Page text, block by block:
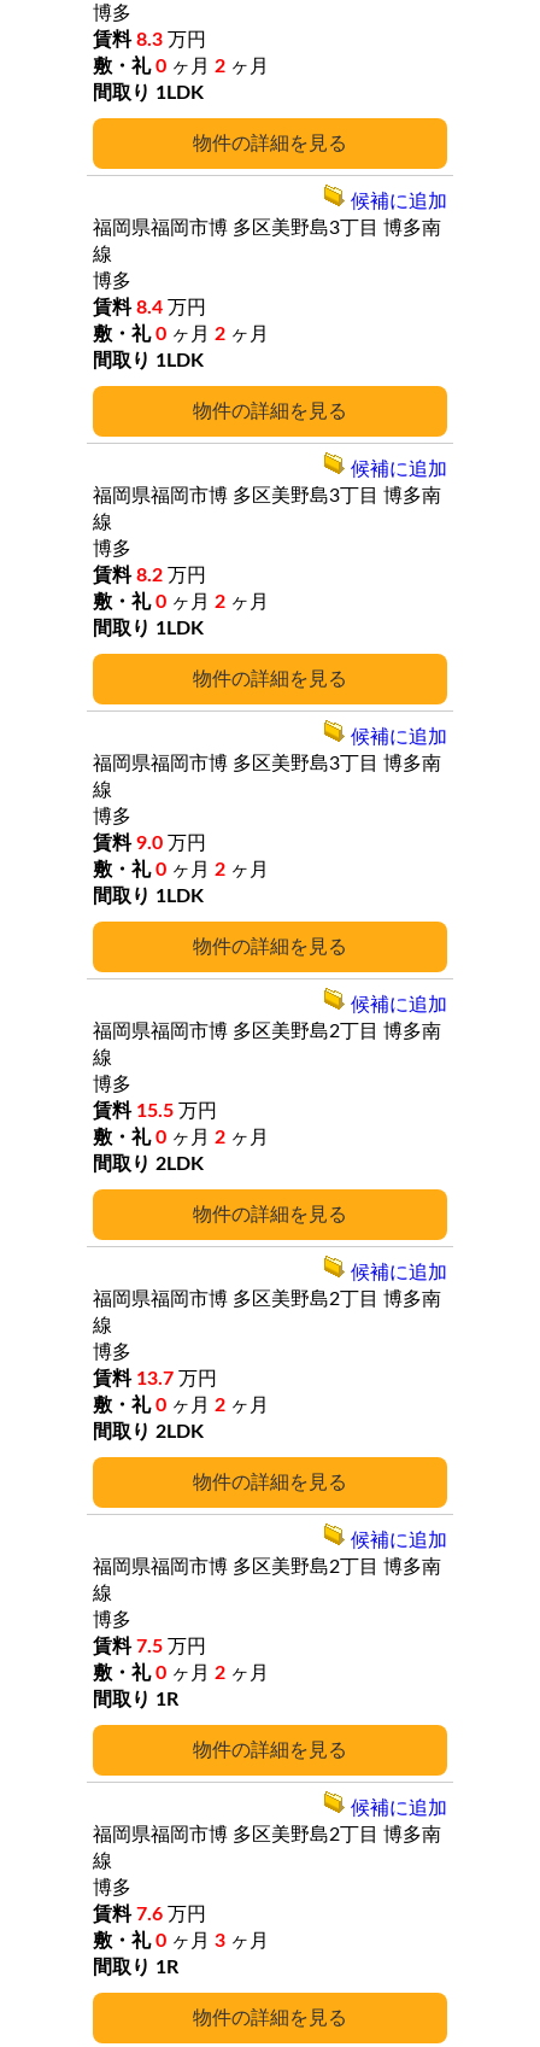
詳細
博多
8.3 万円
0 ヶ月 2 ヶ月
1LDK
詳細
福岡県福岡市博 多区美野島3丁目 博多南
線
博多
8.4 万円
0 ヶ月 2 ヶ月
1LDK
候補に追加
詳細
福岡県福岡市博 多区美野島3丁目 博多南
線
博多
8.2 万円
0 ヶ月 2 ヶ月
1LDK
候補に追加
詳細
福岡県福岡市博 多区美野島3丁目 博多南
線
博多
9.0 万円
0 ヶ月 2 ヶ月
1LDK
候補に追加
詳細
福岡県福岡市博 多区美野島2丁目 博多南
線
博多
15.5 万円
0 ヶ月 2 ヶ月
2LDK
候補に追加
詳細
福岡県福岡市博 多区美野島2丁目 博多南
線
博多
13.7 万円
0 ヶ月 2 ヶ月
2LDK
候補に追加
詳細
福岡県福岡市博 多区美野島2丁目 博多南
線
博多
7.5 万円
0 ヶ月 2 ヶ月
1R
候補に追加
詳細
福岡県福岡市博 多区美野島2丁目 博多南
線
博多
7.6 万円
0 ヶ月 3 ヶ月
1R
候補に追加